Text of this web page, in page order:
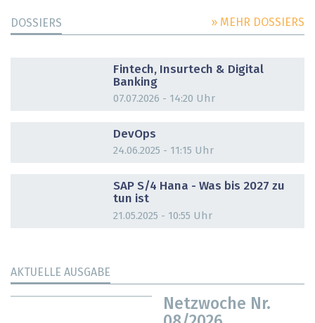
DOSSIERS » MEHR DOSSIERS
Fintech, Insurtech & Digital
Banking
07.07.2026 - 14:20 Uhr
DevOps
24.06.2025 - 11:15 Uhr
SAP S/4 Hana - Was bis 2027 zu
tun ist
21.05.2025 - 10:55 Uhr
AKTUELLE AUSGABE
Netzwoche Nr.